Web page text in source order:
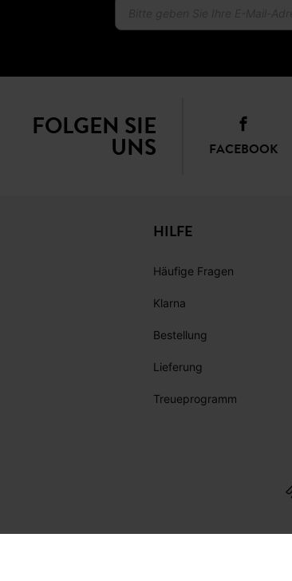
FOLGEN SIE
UNS FACEBOOK
HILFE
Häufige Fragen
Klarna
Bestellung
Lieferung
Treueprogramm